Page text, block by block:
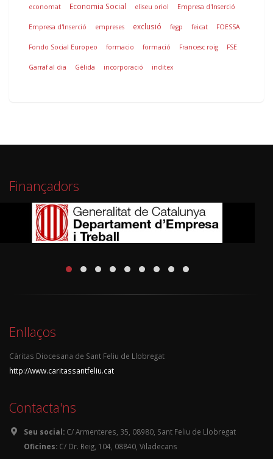
economat Economia Social eliseu oriol Empresa d'Inserció
Empresa d'Inserció empreses exclusió fegp feicat FOESSA
Fondo Social Europeo formacio formació Francesc roig FSE
Garraf al dia Gèlida incorporació inditex
Finançadors
Enllaços
Càritas Diocesana de Sant Feliu de Llobregat
http://www.caritassantfeliu.cat
Contacta'ns
Seu social: C/ Armenteres, 35, 08980, Sant Feliu de Llobregat
Oficines: C/ Dr. Reig, 104, 08840, Viladecans